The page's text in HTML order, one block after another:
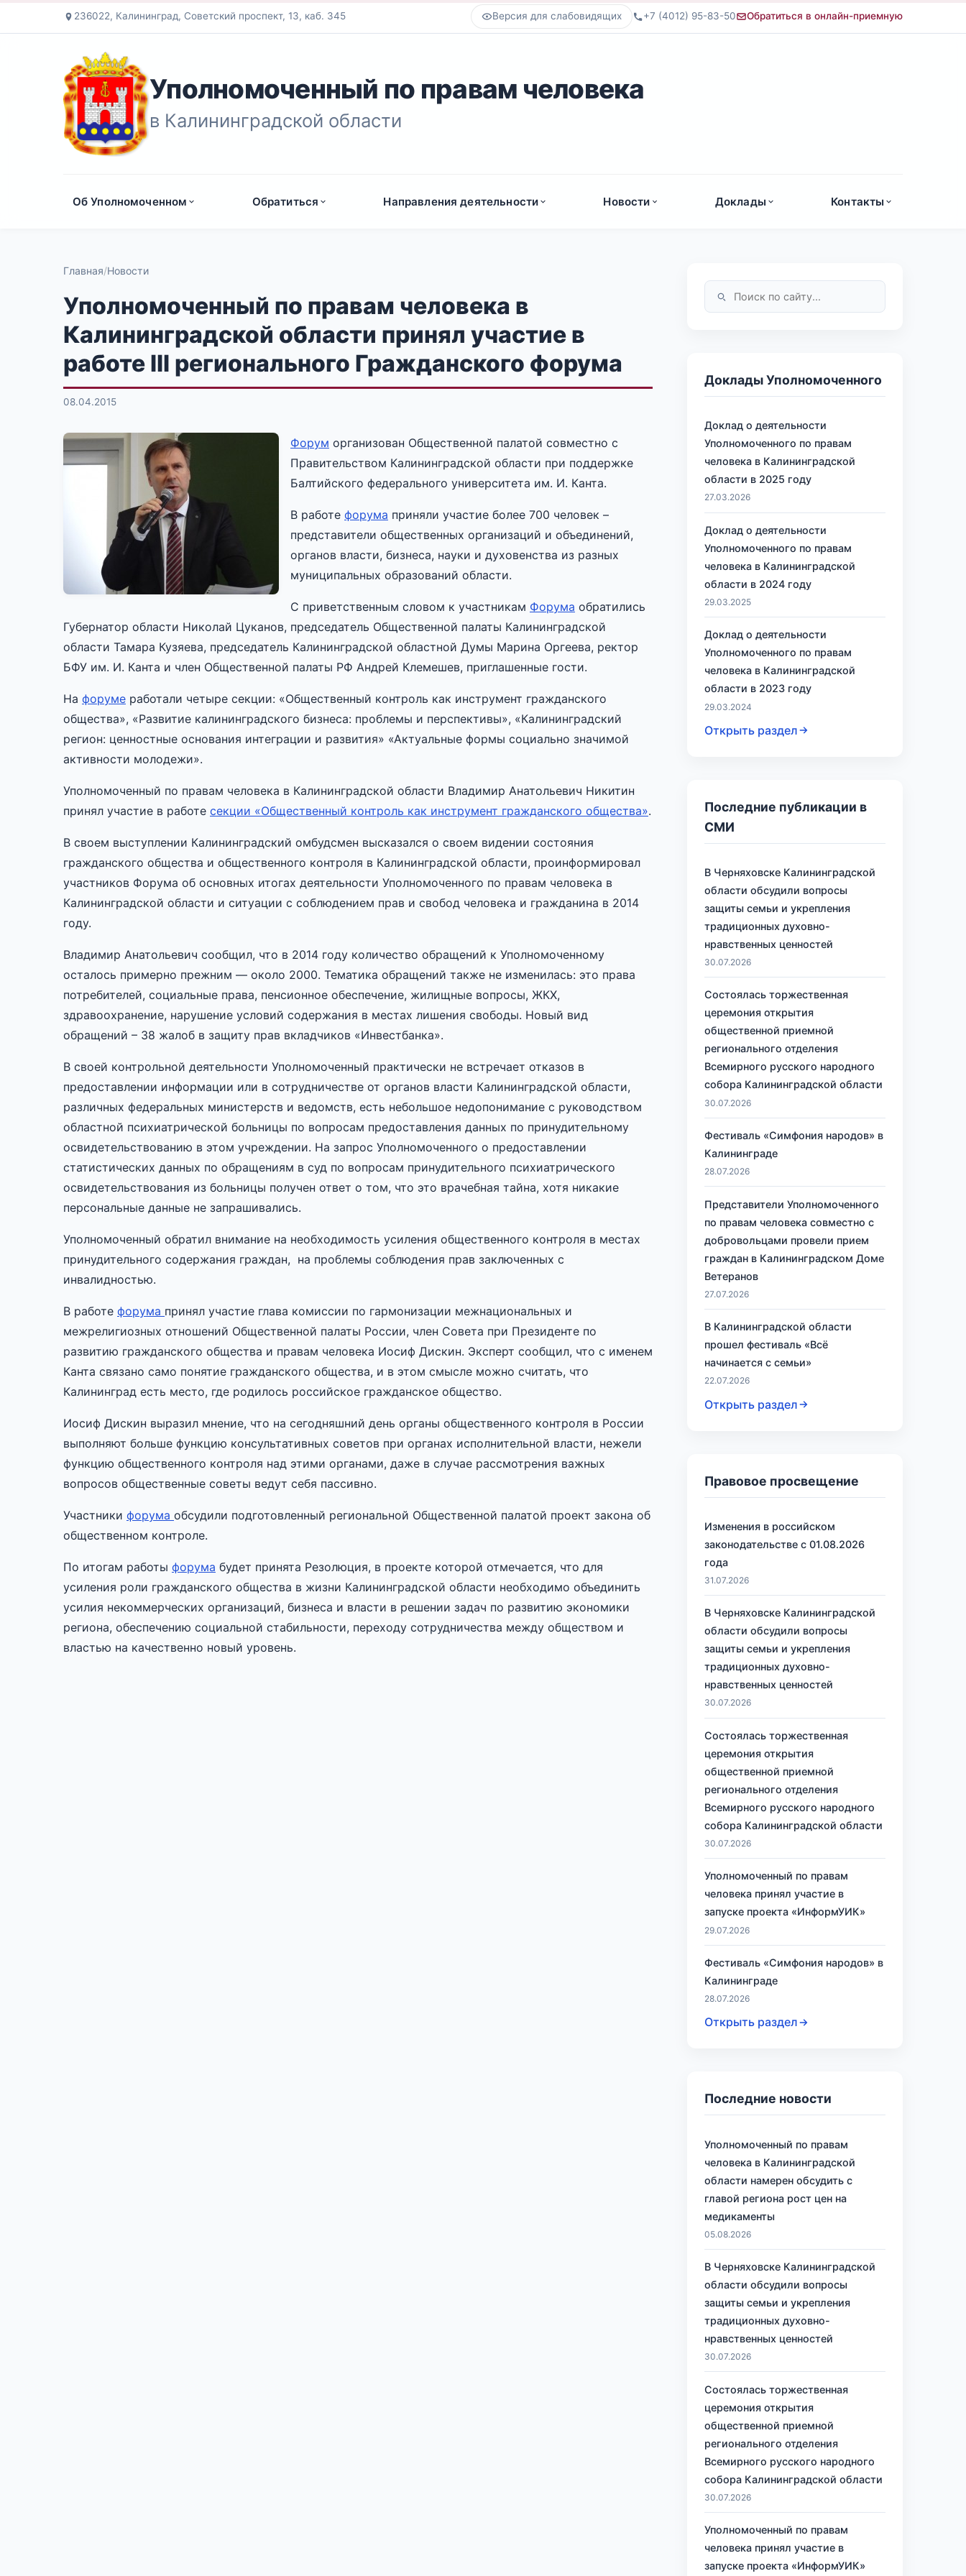
236022, Калининград, Советский проспект, 13, каб. 345 Версия для слабовидящих +7 (4012) 95-83-50 Обратиться в онлайн-приемную
Уполномоченный по правам человека
в Калининградской области
Об Уполномоченном Обратиться Направления деятельности Новости Доклады Контакты
Главная Новости
Уполномоченный по правам человека в
Калининградской области принял участие в
работе III регионального Гражданского форума
08.04.2015
Форум организован Общественной палатой совместно с
Правительством Калининградской области при поддержке
Балтийского федерального университета им. И. Канта.
В работе форума приняли участие более 700 человек –
представители общественных организаций и объединений,
органов власти, бизнеса, науки и духовенства из разных
муниципальных образований области.
С приветственным словом к участникам Форума обратились
Губернатор области Николай Цуканов, председатель Общественной палаты Калининградской
области Тамара Кузяева, председатель Калининградской областной Думы Марина Оргеева, ректор
БФУ им. И. Канта и член Общественной палаты РФ Андрей Клемешев, приглашенные гости.
На форуме работали четыре секции: «Общественный контроль как инструмент гражданского
общества», «Развитие калининградского бизнеса: проблемы и перспективы», «Калининградский
регион: ценностные основания интеграции и развития» «Актуальные формы социально значимой
активности молодежи».
Уполномоченный по правам человека в Калининградской области Владимир Анатольевич Никитин
принял участие в работе секции «Общественный контроль как инструмент гражданского общества».
В своем выступлении Калининградский омбудсмен высказался о своем видении состояния
гражданского общества и общественного контроля в Калининградской области, проинформировал
участников Форума об основных итогах деятельности Уполномоченного по правам человека в
Калининградской области и ситуации с соблюдением прав и свобод человека и гражданина в 2014
году.
Владимир Анатольевич сообщил, что в 2014 году количество обращений к Уполномоченному
осталось примерно прежним — около 2000. Тематика обращений также не изменилась: это права
потребителей, социальные права, пенсионное обеспечение, жилищные вопросы, ЖКХ,
здравоохранение, нарушение условий содержания в местах лишения свободы. Новый вид
обращений – 38 жалоб в защиту прав вкладчиков «Инвестбанка».
В своей контрольной деятельности Уполномоченный практически не встречает отказов в
предоставлении информации или в сотрудничестве от органов власти Калининградской области,
различных федеральных министерств и ведомств, есть небольшое недопонимание с руководством
областной психиатрической больницы по вопросам предоставления данных по принудительному
освидетельствованию в этом учреждении. На запрос Уполномоченного о предоставлении
статистических данных по обращениям в суд по вопросам принудительного психиатрического
освидетельствования из больницы получен ответ о том, что это врачебная тайна, хотя никакие
персональные данные не запрашивались.
Уполномоченный обратил внимание на необходимость усиления общественного контроля в местах
принудительного содержания граждан, на проблемы соблюдения прав заключенных с
инвалидностью.
В работе форума принял участие глава комиссии по гармонизации межнациональных и
межрелигиозных отношений Общественной палаты России, член Совета при Президенте по
развитию гражданского общества и правам человека Иосиф Дискин. Эксперт сообщил, что с именем
Канта связано само понятие гражданского общества, и в этом смысле можно считать, что
Калининград есть место, где родилось российское гражданское общество.
Иосиф Дискин выразил мнение, что на сегодняшний день органы общественного контроля в России
выполняют больше функцию консультативных советов при органах исполнительной власти, нежели
функцию общественного контроля над этими органами, даже в случае рассмотрения важных
вопросов общественные советы ведут себя пассивно.
Участники форума обсудили подготовленный региональной Общественной палатой проект закона об
общественном контроле.
По итогам работы форума будет принята Резолюция, в проекте которой отмечается, что для
усиления роли гражданского общества в жизни Калининградской области необходимо объединить
усилия некоммерческих организаций, бизнеса и власти в решении задач по развитию экономики
региона, обеспечению социальной стабильности, переходу сотрудничества между обществом и
властью на качественно новый уровень.
Доклады Уполномоченного
Доклад о деятельности
Уполномоченного по правам
человека в Калининградской
области в 2025 году
27.03.2026
Доклад о деятельности
Уполномоченного по правам
человека в Калининградской
области в 2024 году
29.03.2025
Доклад о деятельности
Уполномоченного по правам
человека в Калининградской
области в 2023 году
29.03.2024
Открыть раздел
Последние публикации в
СМИ
В Черняховске Калининградской
области обсудили вопросы
защиты семьи и укрепления
традиционных духовно-
нравственных ценностей
30.07.2026
Состоялась торжественная
церемония открытия
общественной приемной
регионального отделения
Всемирного русского народного
собора Калининградской области
30.07.2026
Фестиваль «Симфония народов» в
Калининграде
28.07.2026
Представители Уполномоченного
по правам человека совместно с
добровольцами провели прием
граждан в Калининградском Доме
Ветеранов
27.07.2026
В Калининградской области
прошел фестиваль «Всё
начинается с семьи»
22.07.2026
Открыть раздел
Правовое просвещение
Изменения в российском
законодательстве с 01.08.2026
года
31.07.2026
В Черняховске Калининградской
области обсудили вопросы
защиты семьи и укрепления
традиционных духовно-
нравственных ценностей
30.07.2026
Состоялась торжественная
церемония открытия
общественной приемной
регионального отделения
Всемирного русского народного
собора Калининградской области
30.07.2026
Уполномоченный по правам
человека принял участие в
запуске проекта «ИнформУИК»
29.07.2026
Фестиваль «Симфония народов» в
Калининграде
28.07.2026
Открыть раздел
Последние новости
Уполномоченный по правам
человека в Калининградской
области намерен обсудить с
главой региона рост цен на
медикаменты
05.08.2026
В Черняховске Калининградской
области обсудили вопросы
защиты семьи и укрепления
традиционных духовно-
нравственных ценностей
30.07.2026
Состоялась торжественная
церемония открытия
общественной приемной
регионального отделения
Всемирного русского народного
собора Калининградской области
30.07.2026
Уполномоченный по правам
человека принял участие в
запуске проекта «ИнформУИК»